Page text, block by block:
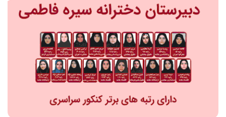
مقطع تحصیلی
دوره اول متوسطه
دوره دوم متوسطه- فنی
دوره دوم متوسطه- نظری